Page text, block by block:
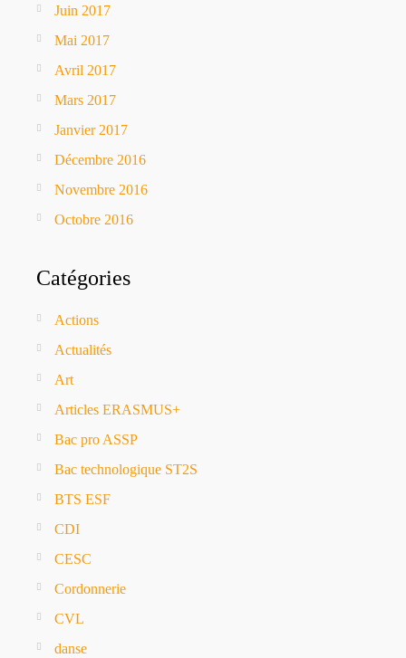
Juin 2017
Mai 2017
Avril 2017
Mars 2017
Janvier 2017
Décembre 2016
Novembre 2016
Octobre 2016
Catégories
Actions
Actualités
Art
Articles ERASMUS+
Bac pro ASSP
Bac technologique ST2S
BTS ESF
CDI
CESC
Cordonnerie
CVL
danse